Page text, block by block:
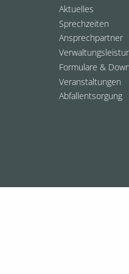
Aktuelles
Sprechzeiten
Ansprechpartner
Formulare &
Veranstaltungen
Abfallentsorgung